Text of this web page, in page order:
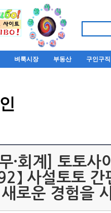
벼룩시장 부동산 구인구직
·회계] 토토사
】 사설토토
로운 경험을